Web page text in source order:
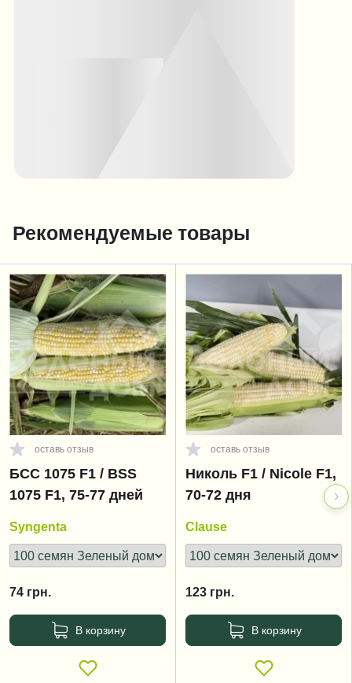
Рекомендуемые товары
оставь отзыв
БСС 1075 F1 / BSS
1075 F1, 75-77 дней
Syngenta
74 грн.
В корзину
оставь отзыв
Николь F1 / Nicole F1,
70-72 дня
Clause
123 грн.
В корзину